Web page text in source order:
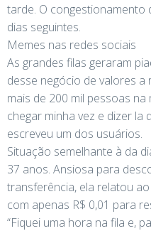
tarde. O congestionamento
dias seguintes.
Memes nas redes sociais
As grandes filas geraram
desse negócio de valores
mais de 200 mil pessoas
chegar minha vez e dizer la
escreveu um dos usuários.
Situação semelhante à da
37 anos. Ansiosa para
transferência, ela relatou
com apenas R$ 0,01 para
“Fiquei uma hora na fila e,